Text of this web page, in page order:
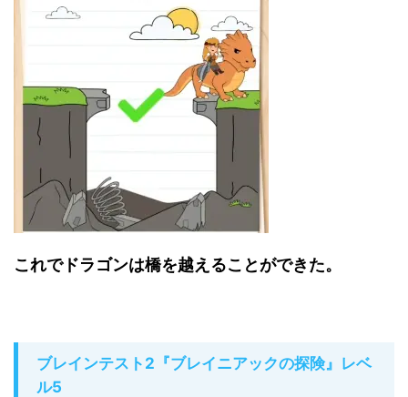
これでドラゴンは橋を越えることができた。
ブレインテスト2『ブレイニアックの探険』レベ
ル5